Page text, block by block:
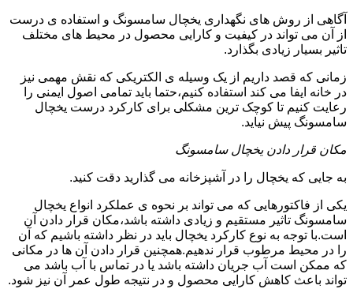
آگاهی از روش های نگهداری یخچال سامسونگ و استفاده ی درست
از آن می تواند در کیفیت و کارایی محصول در محیط های مختلف
تاثیر بسیار زیادی بگذارد.
زمانی که قصد داریم از یک وسیله ی الکتریکی که نقش مهمی نیز
در خانه ایفا می کند استفاده کنیم،حتما باید تمامی اصول ایمنی را
رعایت کنیم تا کوچک ترین مشکلی برای کارکرد درست یخچال
سامسونگ پیش نیاید.
مکان قرار دادن یخچال سامسونگ
به جایی که یخچال را در آشپزخانه می گذارید دقت کنید.
یکی از فاکتورهایی که می تواند بر نحوه ی عملکرد انواع یخچال
سامسونگ تاثیر مستقیم و زیادی داشته باشد،مکان قرار دادن آن
است.با توجه به نوع کارکرد یخچال باید در نظر داشته باشیم که آن
را در محیط مرطوب قرار ندهیم.همچنین قرار دادن آن ها در مکانی
که ممکن است آب جریان داشته باشد یا در تماس با آب باشد می
تواند باعث کاهش کارایی محصول و در نتیجه طول عمر آن نیز شود.